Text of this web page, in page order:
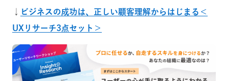
ビジネスの成功は、正しい顧客理解からはじまる＜
UXリサーチ3点セット＞